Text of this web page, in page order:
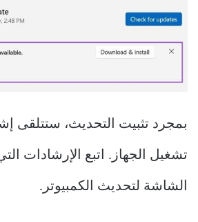
بمجرد تثبيت التحديث، ستتلقى
تشغيل الجهاز. اتبع الإرشادات
الشاشة لتحديث الكمبيوتر.